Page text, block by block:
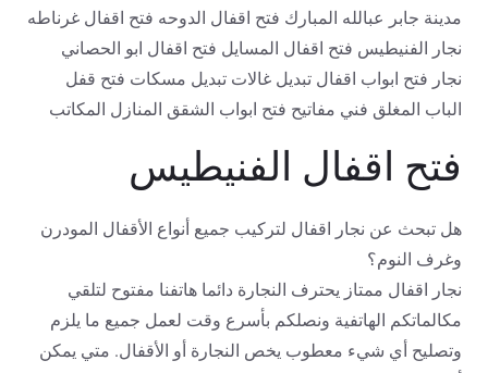
مدينة جابر عبالله المبارك فتح اقفال الدوحه فتح اقفال غرناطه
نجار الفنيطيس فتح اقفال المسايل فتح اقفال ابو الحصاني
نجار فتح ابواب اقفال تبديل غالات تبديل مسكات فتح قفل
الباب المغلق فني مفاتيح فتح ابواب الشقق المنازل المكاتب
فتح اقفال الفنيطيس
هل تبحث عن نجار اقفال لتركيب جميع أنواع الأقفال المودرن
وغرف النوم؟
نجار اقفال ممتاز يحترف النجارة دائما هاتفنا مفتوح لتلقي
مكالماتكم الهاتفية ونصلكم بأسرع وقت لعمل جميع ما يلزم
وتصليح أي شيء معطوب يخص النجارة أو الأقفال. متي يمكن